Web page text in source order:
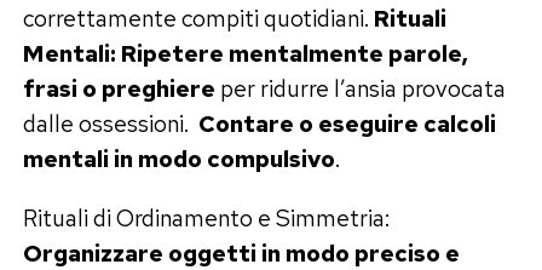
correttamente compiti quotidiani. Rituali
Mentali: Ripetere mentalmente parole,
frasi o preghiere per ridurre l’ansia provocata
dalle ossessioni. Contare o eseguire calcoli
mentali in modo compulsivo.
Rituali di Ordinamento e Simmetria:
Organizzare oggetti in modo preciso e